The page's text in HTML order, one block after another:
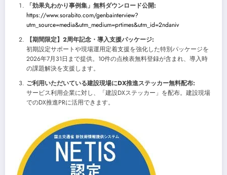
「効果丸わかり事例集」無料ダウンロード公開:
https://www.sorabito.com/genbainterview?
utm_source=media&utm_medium=prtimes&utm_id=2ndaniv
【期間限定】2周年記念・導入支援パッケージ:
初期設定サポートや現場運用定着支援を強化した特別パッケージを
2026年7月31日まで提供。10件の点検表無料登録が含まれ、導入時
の課題解決を支援します。
ご利用いただいている建設現場にDX推進ステッカー無料配布:
サービス利用企業に対し、「建設DXステッカー」を配布。建設現場
でのDX推進PRに活用できます。